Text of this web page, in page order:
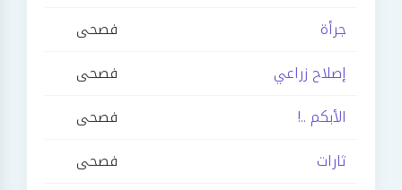
جرأة
فصحى
إصلاح زراعي
فصحى
الأبكم ..!
فصحى
ثارات
فصحى